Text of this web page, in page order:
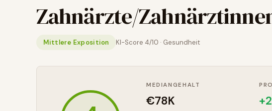
Zahnärzte/
Mittlere Exposition KI-Score 4/10 · Gesundheit
MEDIANGEHALT
€78K